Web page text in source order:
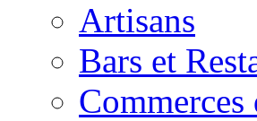
Artisans
Bars et
Commerces